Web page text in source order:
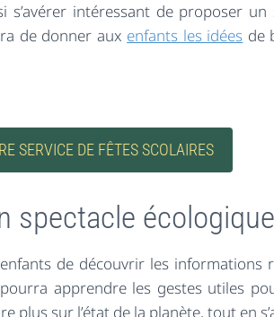
s’avérer intéressant de proposer
de donner aux enfants les idées de
SERVICE DE FÊTES SCOLAIRES
spectacle
de découvrir les informations
apprendre les gestes utiles
plus sur l’état de la planète, tout en